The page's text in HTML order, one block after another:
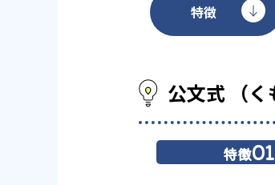
特徴
公文式 （
特徴01